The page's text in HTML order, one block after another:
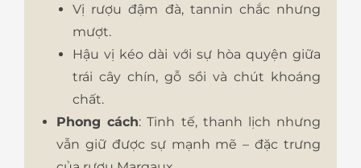
Vị rượu đậm đà, tannin chắc nhưng
mượt.
Hậu vị kéo dài với sự hòa quyện giữa
trái cây chín, gỗ sồi và chút khoáng
chất.
Phong cách: Tinh tế, thanh lịch nhưng
vẫn giữ được sự mạnh mẽ – đặc trưng